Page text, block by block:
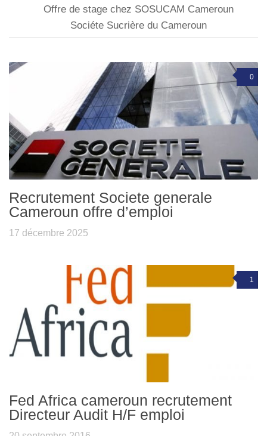
Offre de stage chez SOSUCAM Cameroun
Sociéte Sucrière du Cameroun
0
Recrutement Societe generale
Cameroun offre d’emploi
17 décembre 2025
1
Fed Africa cameroun recrutement
Directeur Audit H/F emploi